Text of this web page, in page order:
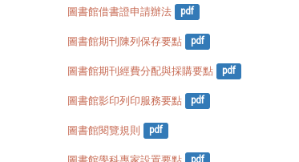
圖書館借書證申請辦法 pdf
圖書館期刊陳列保存要點 pdf
圖書館期刊經費分配與採購要點 pdf
圖書館影印列印服務要點 pdf
圖書館閱覽規則 pdf
圖書館學科專家設置要點